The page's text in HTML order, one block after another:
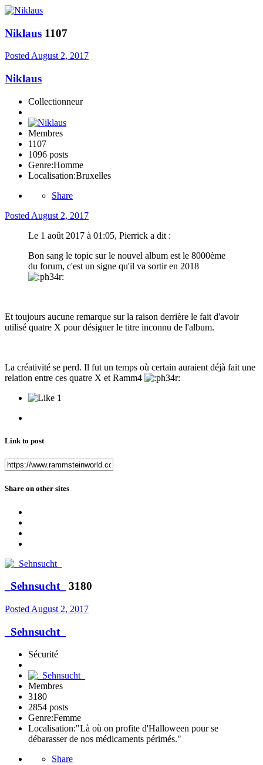
Niklaus 1107
PostedAugust 2, 2017
Niklaus
Collectionneur
Membres
1107
1096 posts
Genre:Homme
Localisation:Bruxelles
Share
Posted August 2, 2017
Le 1 août 2017 à 01:05, Pierrick a dit :
Bon sang le topic sur le nouvel album est le 8000ème
du forum, c'est un signe qu'il va sortir en 2018
Et toujours aucune remarque sur la raison derrière le fait d'avoir
utilisé quatre X pour désigner le titre inconnu de l'album.
La créativité se perd. Il fut un temps où certain auraient déjà fait une
relation entre ces quatre X et Ramm4
1
Link to post
Share on other sites
_Sehnsucht_ 3180
Posted August 2, 2017
_Sehnsucht_
Sécurité
Membres
3180
2854 posts
Genre:Femme
Localisation:"Là où on profite d'Halloween pour se
débarasser de nos médicaments périmés."
Share